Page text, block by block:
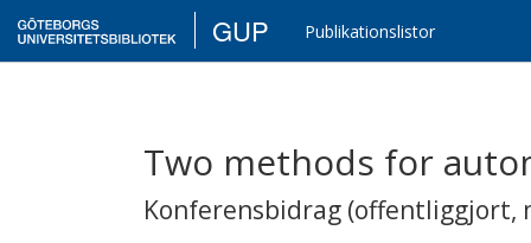
GUP Publikationslistor
Two methods for
Konferensbidrag (offentliggjort,